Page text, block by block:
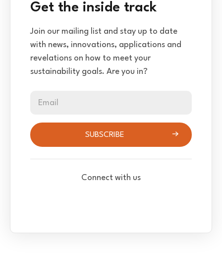
Get the inside track
Join our mailing list and stay up to date
with news, innovations, applications and
revelations on how to meet your
sustainability goals. Are you in?
Email
SUBSCRIBE
Connect with us